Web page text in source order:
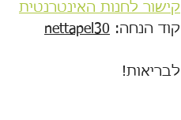
קישור לחנות האינטרנטית
קוד הנחה: nettapel30
לבריאות!